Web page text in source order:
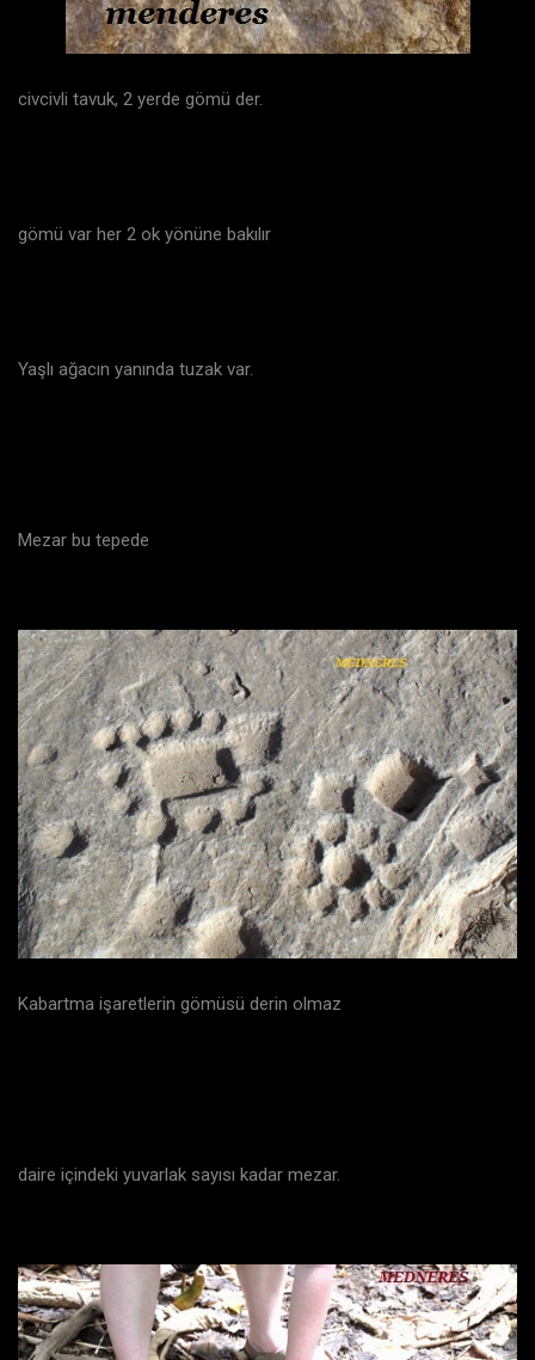
civcivli tavuk, 2 yerde gömü der.
gömü var her 2 ok yönüne bakılır
Yaşlı ağacın yanında tuzak var.
Mezar bu tepede
Kabartma işaretlerin gömüsü derin olmaz
daire içindeki yuvarlak sayısı kadar mezar.